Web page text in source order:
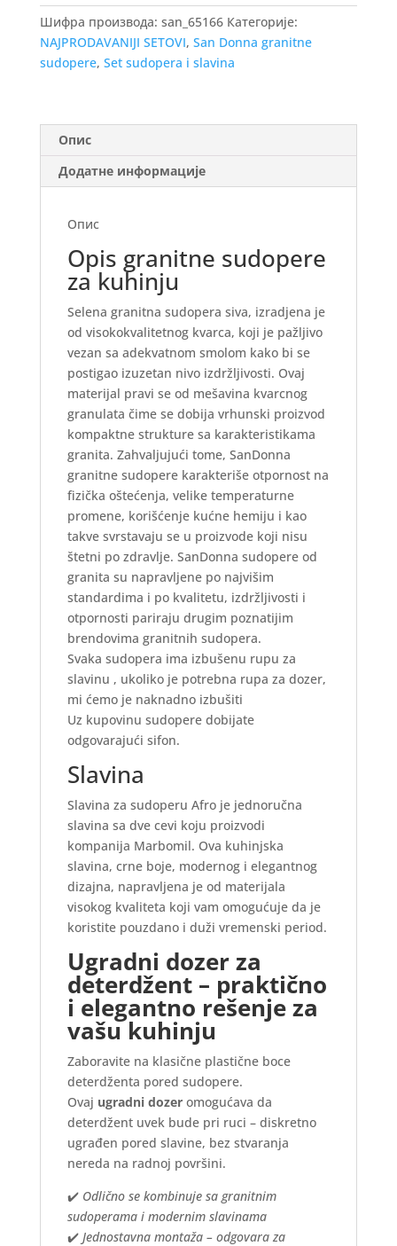
sifonom
Selena
slavina
+
Crni
dozer
Шифра производа: san_65166 Категорије:
NAJPRODAVANIJI SETOVI, San Donna granitne
sudopere, Set sudopera i slavina
Опис
Додатне информације
Опис
Opis granitne sudopere
za kuhinju
Selena granitna sudopera siva, izradjena je
od visokokvalitetnog kvarca, koji je pažljivo
vezan sa adekvatnom smolom kako bi se
postigao izuzetan nivo izdržljivosti. Ovaj
materijal pravi se od mešavina kvarcnog
granulata čime se dobija vrhunski proizvod
kompaktne strukture sa karakteristikama
granita. Zahvaljujući tome, SanDonna
granitne sudopere karakteriše otpornost na
fizička oštećenja, velike temperaturne
promene, korišćenje kućne hemiju i kao
takve svrstavaju se u proizvode koji nisu
štetni po zdravlje. SanDonna sudopere od
granita su napravljene po najvišim
standardima i po kvalitetu, izdržljivosti i
otpornosti pariraju drugim poznatijim
brendovima granitnih sudopera.
Svaka sudopera ima izbušenu rupu za
slavinu , ukoliko je potrebna rupa za dozer,
mi ćemo je naknadno izbušiti
Uz kupovinu sudopere dobijate
odgovarajući sifon.
Slavina
Slavina za sudoperu Afro je jednoručna
slavina sa dve cevi koju proizvodi
kompanija Marbomil. Ova kuhinjska
slavina, crne boje, modernog i elegantnog
dizajna, napravljena je od materijala
visokog kvaliteta koji vam omogućuje da je
koristite pouzdano i duži vremenski period.
Ugradni dozer za
deterdžent – praktično
i elegantno rešenje za
vašu kuhinju
Zaboravite na klasične plastične boce
deterdženta pored sudopere.
Ovaj ugradni dozeromogućava da
deterdžent uvek bude pri ruci – diskretno
ugrađen pored slavine, bez stvaranja
nereda na radnoj površini.
✔️ Odlično se kombinuje sa granitnim
sudoperama i modernim slavinama
✔️ Jednostavna montaža – odgovara za